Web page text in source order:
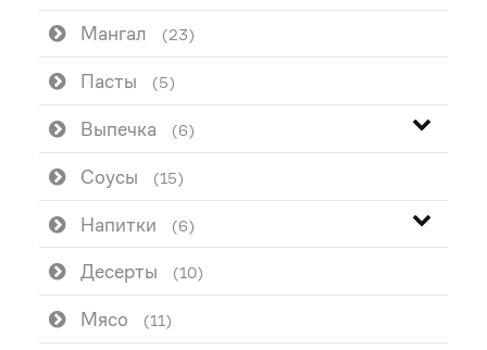
Мангал (23)
Пасты (5)
Выпечка (6)
Соусы (15)
Напитки (6)
Десерты (10)
Мясо (11)